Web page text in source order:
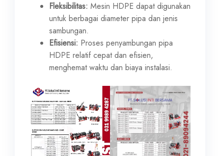
Fleksibilitas: Mesin HDPE dapat digunakan
untuk berbagai diameter pipa dan jenis
sambungan.
Efisiensi: Proses penyambungan pipa
HDPE relatif cepat dan efisien,
menghemat waktu dan biaya instalasi.